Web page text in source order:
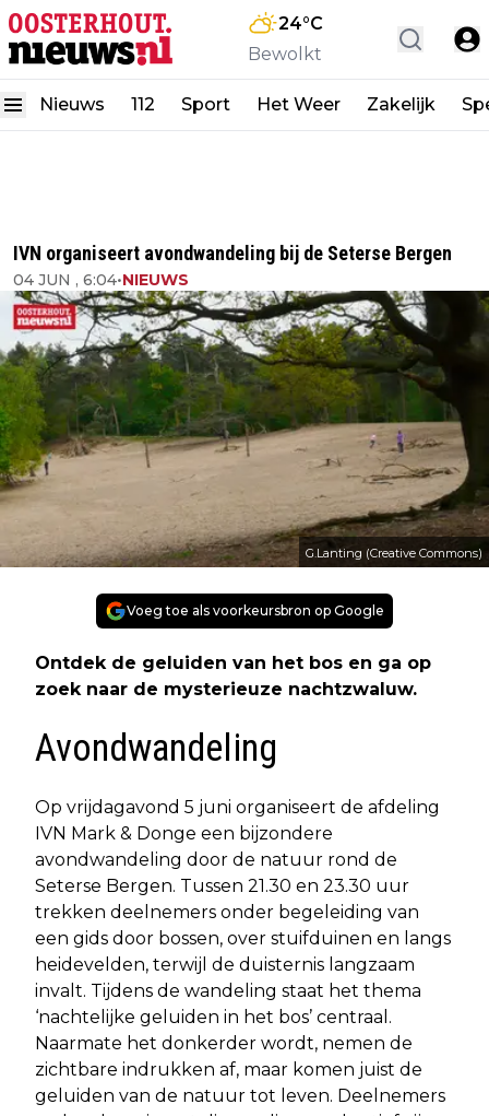
24°C
Bewolkt
Nieuws 112 Sport Het Weer Zakelijk
IVN organiseert avondwandeling bij de Seterse Bergen
04 JUN , 6:04•NIEUWS
G.Lanting (Creative Commons)
Voeg toe als voorkeursbron op Google
Ontdek de geluiden van het bos en ga op
zoek naar de mysterieuze nachtzwaluw.
Avondwandeling
Op vrijdagavond 5 juni organiseert de afdeling
IVN Mark & Donge een bijzondere
avondwandeling door de natuur rond de
Seterse Bergen. Tussen 21.30 en 23.30 uur
trekken deelnemers onder begeleiding van
een gids door bossen, over stuifduinen en langs
heidevelden, terwijl de duisternis langzaam
invalt. Tijdens de wandeling staat het thema
‘nachtelijke geluiden in het bos’ centraal.
Naarmate het donkerder wordt, nemen de
zichtbare indrukken af, maar komen juist de
geluiden van de natuur tot leven. Deelnemers